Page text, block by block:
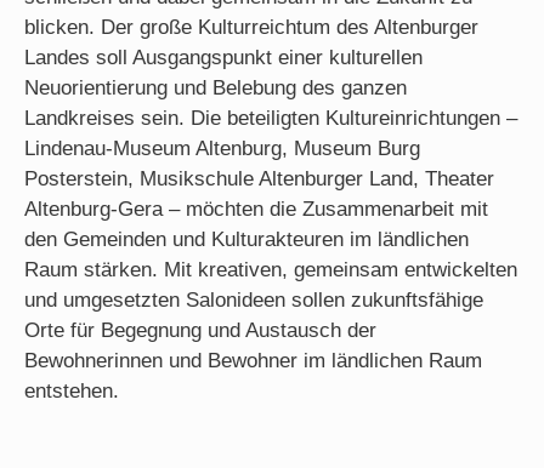
blicken. Der große Kulturreichtum des Altenburger
Landes soll Ausgangspunkt einer kulturellen
Neuorientierung und Belebung des ganzen
Landkreises sein. Die beteiligten Kultureinrichtungen –
Lindenau-Museum Altenburg, Museum Burg
Posterstein, Musikschule Altenburger Land, Theater
Altenburg-Gera – möchten die Zusammenarbeit mit
den Gemeinden und Kulturakteuren im ländlichen
Raum stärken. Mit kreativen, gemeinsam entwickelten
und umgesetzten Salonideen sollen zukunftsfähige
Orte für Begegnung und Austausch der
Bewohnerinnen und Bewohner im ländlichen Raum
entstehen.